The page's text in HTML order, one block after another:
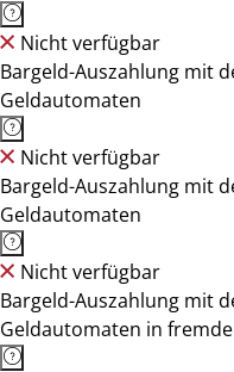
Nicht verfügbar
Bargeld-Auszahlung mit
Geldautomaten
Nicht verfügbar
Bargeld-Auszahlung mit
Geldautomaten
Nicht verfügbar
Bargeld-Auszahlung mit
Geldautomaten in